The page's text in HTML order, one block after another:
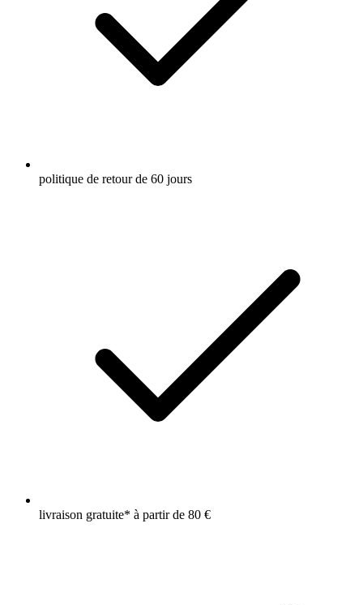
politique de retour de 60 jours
livraison gratuite* à partir de 80 €